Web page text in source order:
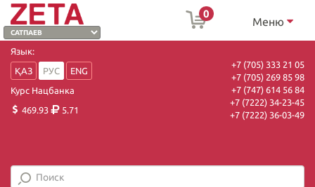
0
Меню
Язык:
ҚАЗ
РУС
ENG
Курс Нацбанка
469.93
5.71
+7 (705) 333 21 05
+7 (705) 269 85 98
+7 (747) 614 56 84
+7 (7222) 34-23-45
+7 (7222) 36-03-49